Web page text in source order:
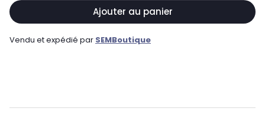
Ajouter au panier
Vendu et expédié par SEMBoutique